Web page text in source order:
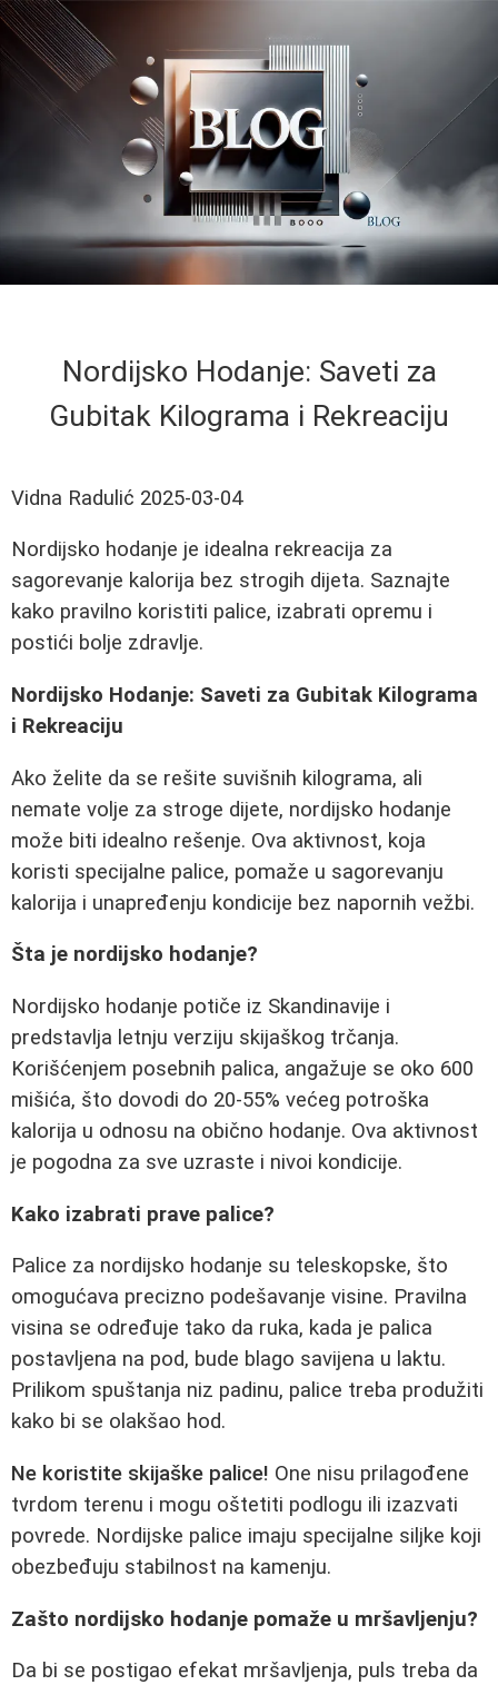
Nordijsko Hodanje: Saveti za
Gubitak Kilograma i Rekreaciju
Vidna Radulić 2025-03-04
Nordijsko hodanje je idealna rekreacija za
sagorevanje kalorija bez strogih dijeta. Saznajte
kako pravilno koristiti palice, izabrati opremu i
postići bolje zdravlje.
Nordijsko Hodanje: Saveti za Gubitak Kilograma
i Rekreaciju
Ako želite da se rešite suvišnih kilograma, ali
nemate volje za stroge dijete, nordijsko hodanje
može biti idealno rešenje. Ova aktivnost, koja
koristi specijalne palice, pomaže u sagorevanju
kalorija i unapređenju kondicije bez napornih vežbi.
Šta je nordijsko hodanje?
Nordijsko hodanje potiče iz Skandinavije i
predstavlja letnju verziju skijaškog trčanja.
Korišćenjem posebnih palica, angažuje se oko 600
mišića, što dovodi do 20-55% većeg potroška
kalorija u odnosu na obično hodanje. Ova aktivnost
je pogodna za sve uzraste i nivoi kondicije.
Kako izabrati prave palice?
Palice za nordijsko hodanje su teleskopske, što
omogućava precizno podešavanje visine. Pravilna
visina se određuje tako da ruka, kada je palica
postavljena na pod, bude blago savijena u laktu.
Prilikom spuštanja niz padinu, palice treba produžiti
kako bi se olakšao hod.
Ne koristite skijaške palice! One nisu prilagođene
tvrdom terenu i mogu oštetiti podlogu ili izazvati
povrede. Nordijske palice imaju specijalne siljke koji
obezbeđuju stabilnost na kamenju.
Zašto nordijsko hodanje pomaže u mršavljenju?
Da bi se postigao efekat mršavljenja, puls treba da